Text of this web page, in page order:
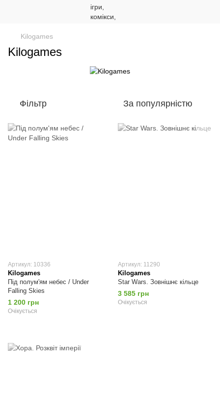
Kilogames
Kilogames
Фільтр За популярністю
Артикул: 10336
Kilogames
Під полум'ям небес / Under
Falling Skies
1 200 грн
Очікується
Артикул: 11290
Kilogames
Star Wars. Зовнішнє кільце
3 585 грн
Очікується